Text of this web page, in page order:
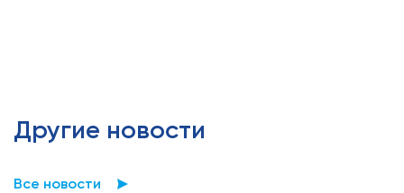
Другие новости
Все новости